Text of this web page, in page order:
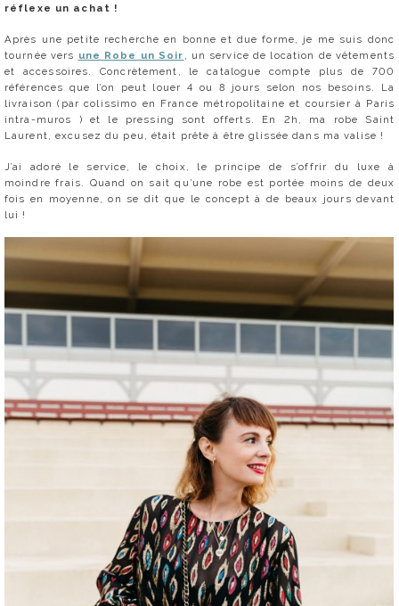
réflexe un achat !
Après une petite recherche en bonne et due forme, je me suis donc
tournée vers une Robe un Soir
, un service de location de vêtements
et accessoires. Concrètement, le catalogue compte plus de 700
références que l’on peut louer 4 ou 8 jours selon nos besoins. La
livraison (par colissimo en France métropolitaine et coursier à Paris
intra-muros ) et le pressing sont offerts. En 2h, ma robe Saint
Laurent, excusez du peu, était prête à être glissée dans ma valise !
J’ai adoré le service, le choix, le principe de s’offrir du luxe à
moindre frais. Quand on sait qu’une robe est portée moins de deux
fois en moyenne, on se dit que le concept à de beaux jours devant
lui !